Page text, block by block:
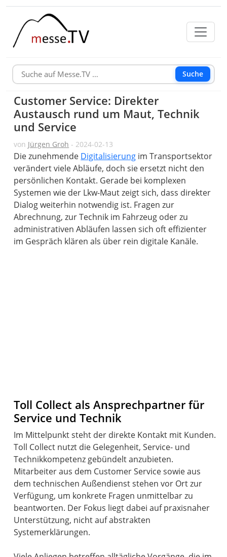
Suche
Customer Service: Direkter
Austausch rund um Maut, Technik
und Service
von Jürgen Groh - 2024-02-13
Die zunehmende Digitalisierung im Transportsektor
verändert viele Abläufe, doch sie ersetzt nicht den
persönlichen Kontakt. Gerade bei komplexen
Systemen wie der Lkw-Maut zeigt sich, dass direkter
Dialog weiterhin notwendig ist. Fragen zur
Abrechnung, zur Technik im Fahrzeug oder zu
administrativen Abläufen lassen sich oft effizienter
im Gespräch klären als über rein digitale Kanäle.
Toll Collect als Ansprechpartner für
Service und Technik
Im Mittelpunkt steht der direkte Kontakt mit Kunden.
Toll Collect nutzt die Gelegenheit, Service- und
Technikkompetenz gebündelt anzubieten.
Mitarbeiter aus dem Customer Service sowie aus
dem technischen Außendienst stehen vor Ort zur
Verfügung, um konkrete Fragen unmittelbar zu
beantworten. Der Fokus liegt dabei auf praxisnaher
Unterstützung, nicht auf abstrakten
Systemerklärungen.